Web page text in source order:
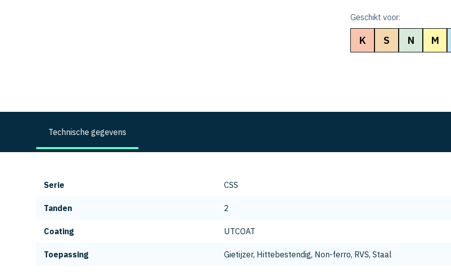
Geschikt voor:
K S N M
Technische gegevens
Serie CSS
Tanden 2
Coating UTCOAT
Toepassing Gietijzer, Hittebestendig, Non-ferro, RVS, Staal